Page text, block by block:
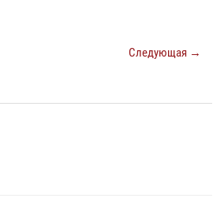
Следующая →